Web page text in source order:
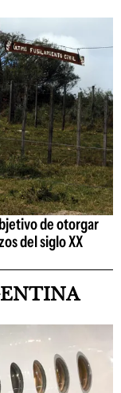
de otorgar
del siglo XX